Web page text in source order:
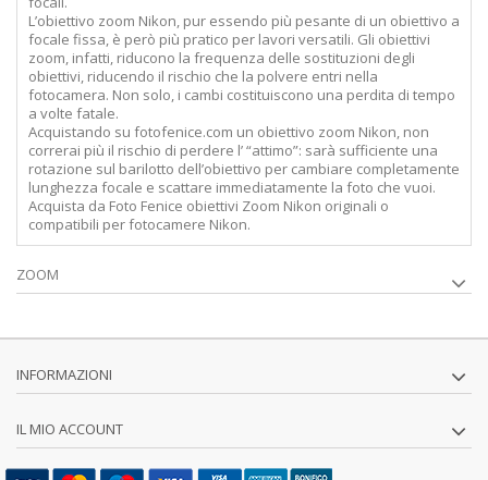
L’obiettivo zoom Nikon, pur essendo più pesante di un obiettivo a
focale fissa, è però più pratico per lavori versatili. Gli obiettivi
zoom, infatti, riducono la frequenza delle sostituzioni degli
obiettivi, riducendo il rischio che la polvere entri nella
fotocamera. Non solo, i cambi costituiscono una perdita di tempo
a volte fatale.
Acquistando su fotofenice.com un obiettivo zoom Nikon, non
correrai più il rischio di perdere l’ “attimo”: sarà sufficiente una
rotazione sul barilotto dell’obiettivo per cambiare completamente
lunghezza focale e scattare immediatamente la foto che vuoi.
Acquista da Foto Fenice obiettivi Zoom Nikon originali o
compatibili per fotocamere Nikon.
ZOOM
INFORMAZIONI
IL MIO ACCOUNT